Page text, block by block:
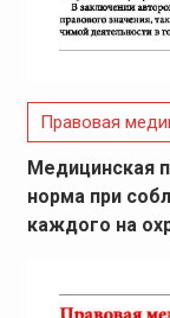
Правовая
Медицинская
норма при
каждого на